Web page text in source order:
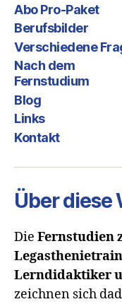
Abo Pro-Paket
Berufsbilder
Verschiedene
Nach dem
Fernstudium
Blog
Links
Kontakt
Über diese
Die Fernstudien
Lerndidaktiker
zeichnen sich